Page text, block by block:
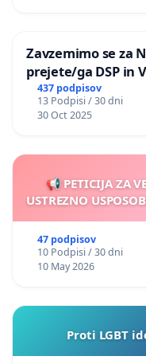
Zavzemimo se za
prejete/ga DSP in
437 podpisov
13 Podpisi / 30 dni
30 Oct 2025
📢 PETICIJA ZA
USTREZNO
47 podpisov
10 Podpisi / 30 dni
10 May 2026
Proti LGBT